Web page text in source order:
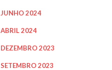
JUNHO 2024
ABRIL 2024
DEZEMBRO 2023
SETEMBRO 2023